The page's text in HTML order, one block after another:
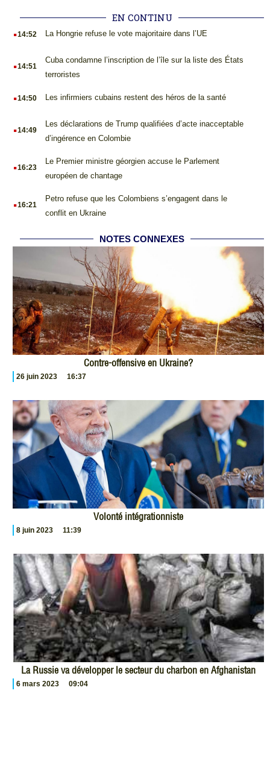
EN CONTINU
.14:52 La Hongrie refuse le vote majoritaire dans l’UE
.14:51
Cuba condamne l’inscription de l’île sur la liste des États
terroristes
.14:50 Les infirmiers cubains restent des héros de la santé
.14:49
Les déclarations de Trump qualifiées d’acte inacceptable
d’ingérence en Colombie
.16:23
Le Premier ministre géorgien accuse le Parlement
européen de chantage
.16:21
Petro refuse que les Colombiens s’engagent dans le
conflit en Ukraine
NOTES CONNEXES
Contre-offensive en Ukraine?
26 juin 2023 16:37
Volonté intégrationniste
8 juin 2023 11:39
La Russie va développer le secteur du charbon en Afghanistan
6 mars 2023 09:04